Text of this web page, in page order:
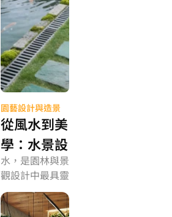
園藝設計與造景
從風水到美
學：水景設
計如何平衡
流向與視覺
節奏
水，是園林與景
觀設計中最具靈
性的元素。